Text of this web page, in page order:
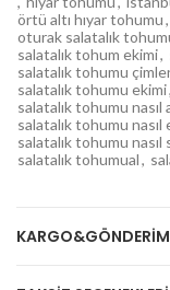
örtü altı hıyar tohumu,
oturak salatalık
salatalık tohum ekimi,
salatalık tohumu
salatalık tohumu ekimi,
salatalık tohumu nasıl
salatalık tohumu nasıl
salatalık tohumu nasıl
salatalık tohumual,
KARGO&GÖNDERIM